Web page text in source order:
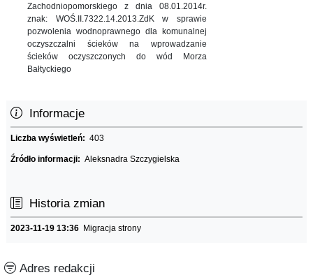
Zachodniopomorskiego z dnia 08.01.2014r.
znak: WOŚ.II.7322.14.2013.ZdK w sprawie
pozwolenia wodnoprawnego dla komunalnej
oczyszczalni ścieków na wprowadzanie
ścieków oczyszczonych do wód Morza
Bałtyckiego
Informacje
Liczba wyświetleń: 403
Źródło informacji: Aleksnadra Szczygielska
Historia zmian
2023-11-19 13:36 Migracja strony
Adres redakcji